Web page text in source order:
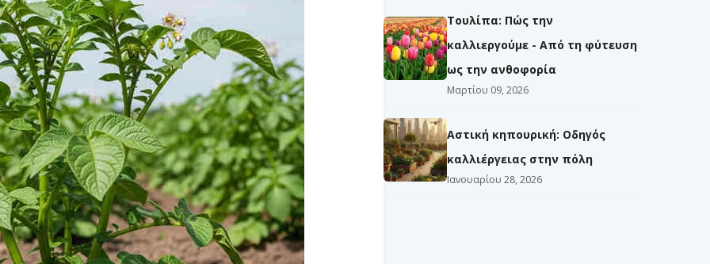
Τουλίπα: Πώς την
καλλιεργούμε - Από τη φύτευση
ως την ανθοφορία
Μαρτίου 09, 2026
Αστική κηπουρική: Οδηγός
καλλιέργειας στην πόλη
Ιανουαρίου 28, 2026